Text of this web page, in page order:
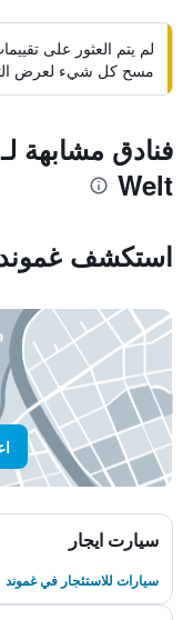
لم يتم العثور على
مسح كل شيء لعرض
Welt
استكشف
سيارت ايجار
سيارات للاستئجار في غموند